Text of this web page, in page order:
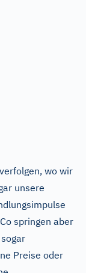
wo wir
unsere
springen aber
Preise oder